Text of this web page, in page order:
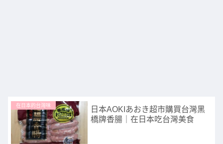
在日本的台灣味
日本AOKIあおき超市購買台灣黑
橋牌香腸｜在日本吃台灣美食